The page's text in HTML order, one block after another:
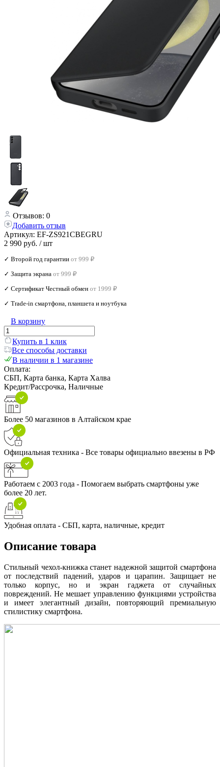
Отзывов: 0
Добавить отзыв
Артикул: EF-ZS921CBEGRU
2 990 руб. / шт
✓ Второй год гарантии от 999 ₽
✓ Защита экрана от 999 ₽
✓ Сертификат Честный обмен от 1999 ₽
✓ Trade‑in смартфона, планшета и ноутбука
В корзину
Купить в 1 клик
Все способы доставки
В наличии в 1 магазине
Оплата:
СБП, Карта банка, Карта Халва
Кредит/Рассрочка, Наличные
Более 50 магазинов в Алтайском крае
Официальная техника - Все товары официально ввезены в РФ
Работаем с 2003 года - Помогаем выбрать смартфоны уже
более 20 лет.
Удобная оплата - СБП, карта, наличные, кредит
Описание товара
Стильный чехол-книжка станет надежной защитой смартфона
от последствий падений, ударов и царапин. Защищает не
только корпус, но и экран гаджета от случайных
повреждений. Не мешает управлению функциями устройства
и имеет элегантный дизайн, повторяющий премиальную
стилистику смартфона.